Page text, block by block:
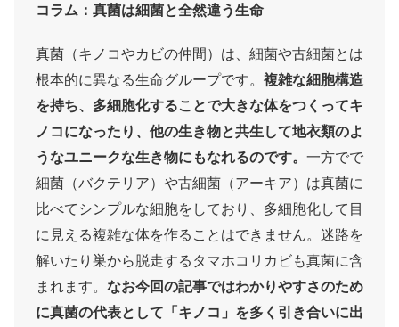
コラム：真菌は細菌と全然違う生命
真菌（キノコやカビの仲間）は、細菌や古細菌とは
根本的に異なる生命グループです。 複雑な細胞構造
を持ち、多細胞化することで大きな体をつくってキ
ノコになったり、他の生き物と共生して地衣類のよ
うなユニークな生き物にもなれるのです。 一方でで
細菌（バクテリア）や古細菌（アーキア）は真菌に
比べてシンプルな細胞をしており、多細胞化して目
に見える複雑な体を作ることはできません。迷路を
解いたり巣から脱走するタマホコリカビも真菌に含
まれます。 なお今回の記事ではわかりやすさのため
に真菌の代表として「キノコ」を多く引き合いに出